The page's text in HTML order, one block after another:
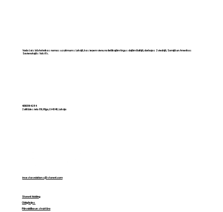
Vadošais būvtehnikas nomas uzņēmums Latvijā, kas ieņem vienu no lielākajām tirgus daļām Baltijā, darbojas Zviedrijā, Somijā un Amerikas
Savienotajās Valstīs.
40103164284
Zolitūdes iela 89, Rīga, LV-1046, Latvija
investor.relations@storent.com
Storent Holding
Obligācijas
Pārvaldība un struktūra